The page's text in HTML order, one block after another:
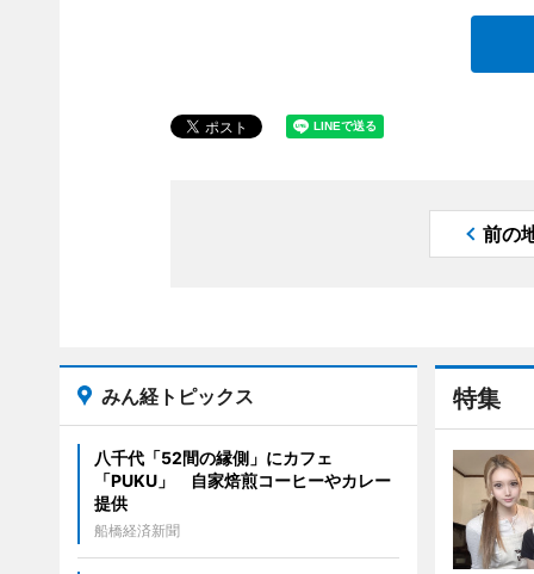
前の
特集
みん経トピックス
八千代「52間の縁側」にカフェ
「PUKU」 自家焙煎コーヒーやカレー
提供
船橋経済新聞